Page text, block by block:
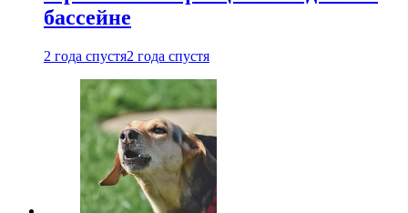
бассейне
2 года спустя2 года спустя